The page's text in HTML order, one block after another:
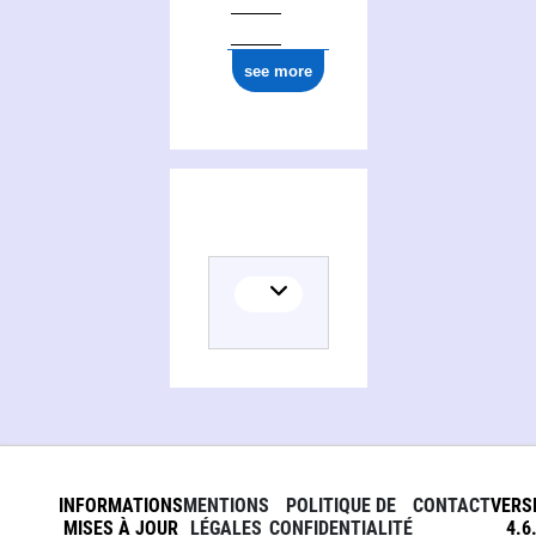
see more
INFORMATIONS
MISES À JOUR
MENTIONS
LÉGALES
POLITIQUE DE
CONFIDENTIALITÉ
CONTACT